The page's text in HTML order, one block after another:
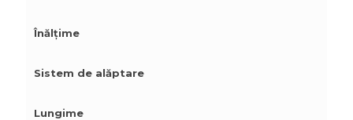
Înălțime
Sistem de alăptare
Lungime